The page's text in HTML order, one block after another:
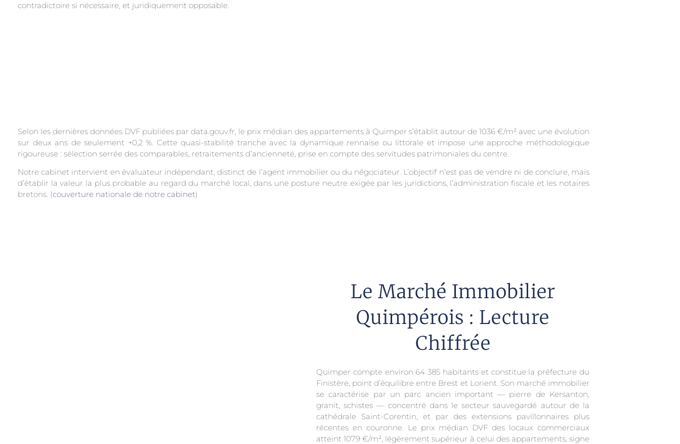
contradictoire si nécessaire, et juridiquement opposable.
Selon les dernières données DVF publiées par data.gouv.fr, le prix médian des appartements à Quimper s’établit autour de 1036 €/m² avec une évolution
sur deux ans de seulement +0,2 %. Cette quasi-stabilité tranche avec la dynamique rennaise ou littorale et impose une approche méthodologique
rigoureuse : sélection serrée des comparables, retraitements d’ancienneté, prise en compte des servitudes patrimoniales du centre.
Notre cabinet intervient en évaluateur indépendant, distinct de l’agent immobilier ou du négociateur. L’objectif n’est pas de vendre ni de conclure, mais
d’établir la valeur la plus probable au regard du marché local, dans une posture neutre exigée par les juridictions, l’administration fiscale et les notaires
bretons. (couverture nationale de notre cabinet)
Le Marché Immobilier
Quimpérois : Lecture
Chiffrée
Quimper compte environ 64 385 habitants et constitue la préfecture du
Finistère, point d’équilibre entre Brest et Lorient. Son marché immobilier
se caractérise par un parc ancien important — pierre de Kersanton,
granit, schistes — concentré dans le secteur sauvegardé autour de la
cathédrale Saint-Corentin, et par des extensions pavillonnaires plus
récentes en couronne. Le prix médian DVF des locaux commerciaux
atteint 1079 €/m², légèrement supérieur à celui des appartements, signe